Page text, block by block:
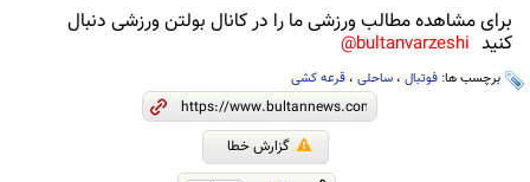
برای مشاهده مطالب ورزشی ما را در کانال بولتن ورزشی دنبال
کنید bultanvarzeshi@
برچسب ها: فوتبال ، ساحلی ، قرعه کشی
گزارش خطا